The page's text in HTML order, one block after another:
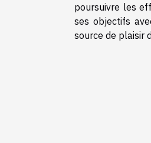
poursuivre les
ses objectifs
source de plaisir